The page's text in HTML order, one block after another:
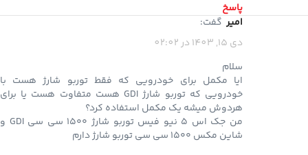
پاسخ
امیر گفت:
دی 15, 1403 در 02:02
سلام
ایا مکمل برای خودرویی که فقط توربو شارژ هست با
خودرویی که توربو شارژ GDI هست متفاوت هست یا برای
هردوش میشه یک مکمل استفاده کرد؟
من جک اس ۵ نیو فیس توربو شارژ ۱۵۰۰ سی سی GDI و
شاین مکس ۱۵۰۰ سی سی توربو شارژ دارم